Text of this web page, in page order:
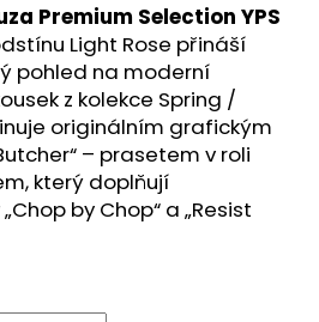
Premium Selection YPS
Light Rose přináší
pohled na moderní
z kolekce Spring /
originálním grafickým
– prasetem v roli
který doplňují
by Chop“ a „Resist